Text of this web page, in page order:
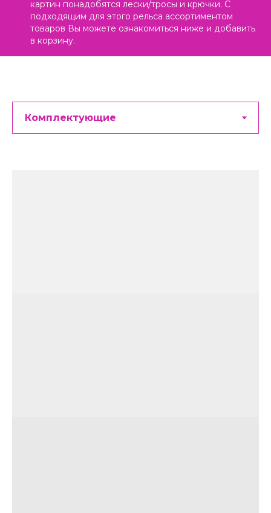
картин понадобятся лески/тросы и крючки. С
подходящим для этого рельса ассортиментом
товаров Вы можете ознакомиться ниже и добавить
в корзину.